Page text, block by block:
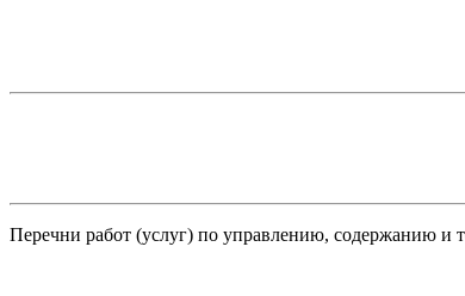
Перечни работ (услуг) по управлению, содержанию и